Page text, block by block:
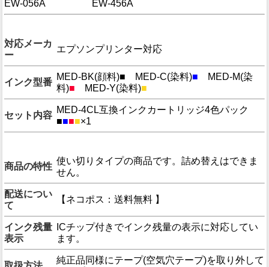
EW-056A EW-456A
対応メーカ
ー
エプソンプリンター対応
インク型番
MED-BK(顔料)■ MED-C(染料)■ MED-M(染
料)■ MED-Y(染料)■
セット内容
MED-4CL互換インクカートリッジ4色パック
■■■■×1
商品の特性
使い切りタイプの商品です。詰め替えはできま
せん。
配送につい
て
【ネコポス：送料無料 】
インク残量
表示
ICチップ付きでインク残量の表示に対応してい
ます。
純正品同様にテープ(空気穴テープ)を取り外して